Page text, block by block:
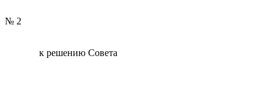
№ 2
к решению Совета